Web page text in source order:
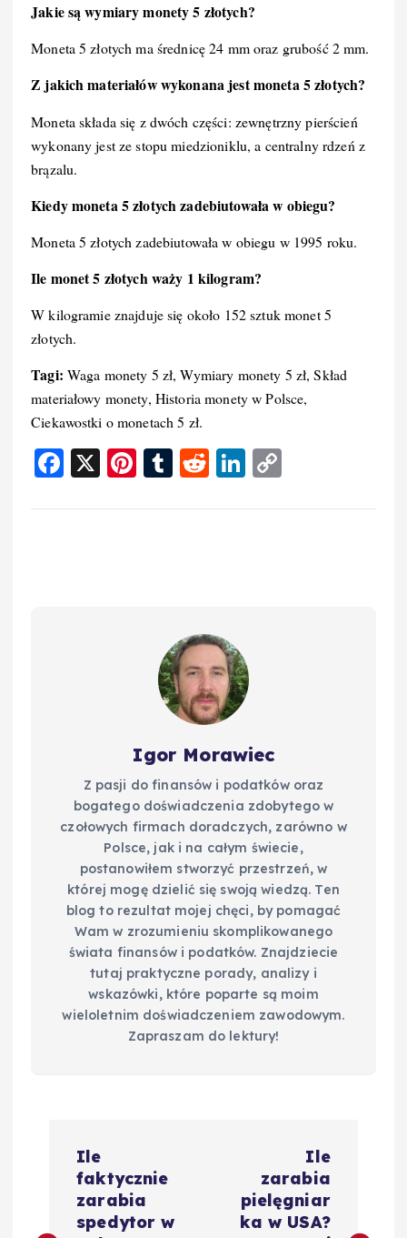
Jakie są wymiary monety 5 złotych?
Moneta 5 złotych ma średnicę 24 mm oraz grubość 2 mm.
Z jakich materiałów wykonana jest moneta 5 złotych?
Moneta składa się z dwóch części: zewnętrzny pierścień
wykonany jest ze stopu miedzioniklu, a centralny rdzeń z
brązalu.
Kiedy moneta 5 złotych zadebiutowała w obiegu?
Moneta 5 złotych zadebiutowała w obiegu w 1995 roku.
Ile monet 5 złotych waży 1 kilogram?
W kilogramie znajduje się około 152 sztuk monet 5
złotych.
Tagi: Waga monety 5 zł, Wymiary monety 5 zł, Skład
materiałowy monety, Historia monety w Polsce,
Ciekawostki o monetach 5 zł.
F
c
X
Pi
er
T
m
R
d
Li
k p
Igor Morawiec
Z pasji do finansów i podatków oraz
bogatego doświadczenia zdobytego w
czołowych firmach doradczych, zarówno w
Polsce, jak i na całym świecie,
postanowiłem stworzyć przestrzeń, w
której mogę dzielić się swoją wiedzą. Ten
blog to rezultat mojej chęci, by pomagać
Wam w zrozumieniu skomplikowanego
świata finansów i podatków. Znajdziecie
tutaj praktyczne porady, analizy i
wskazówki, które poparte są moim
wieloletnim doświadczeniem zawodowym.
Zapraszam do lektury!
Ile
faktycznie
zarabia
spedytor w
Ile
zarabia
pielęgniar
ka w USA?